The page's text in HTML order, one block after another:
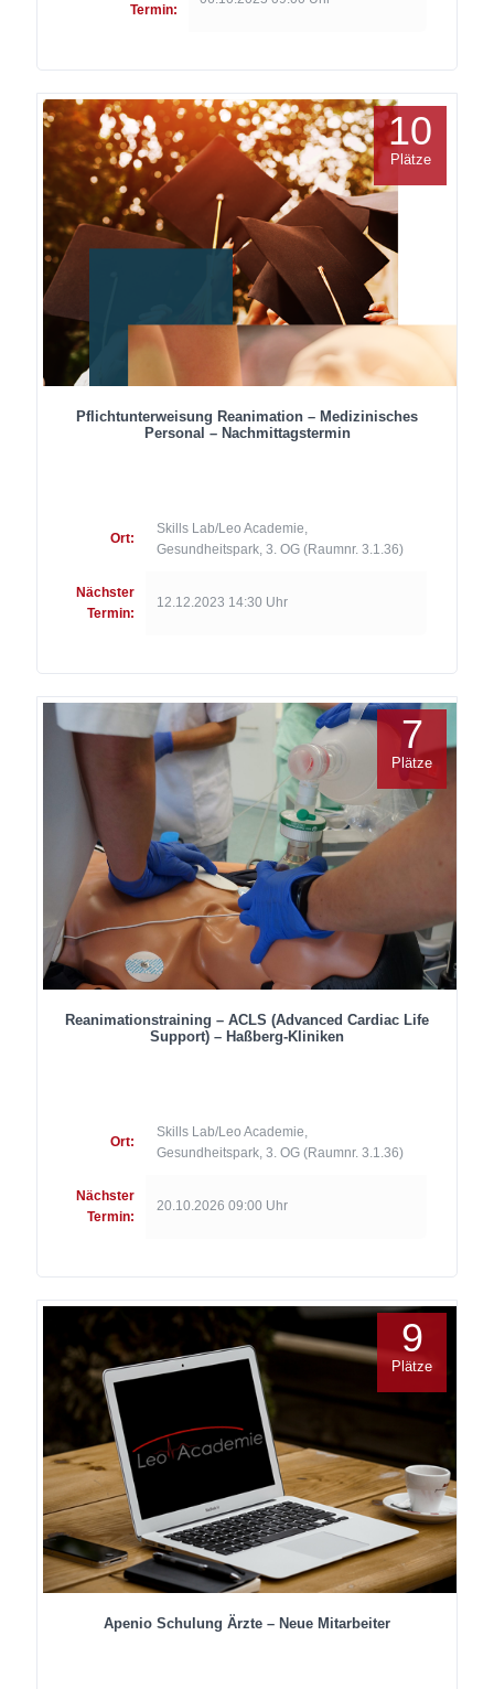
Termin:
Pflichtunterweisung Reanimation – Medizinisches
Personal – Nachmittagstermin
Ort:
Skills Lab/Leo Academie,
Gesundheitspark, 3. OG (Raumnr. 3.1.36)
Nächster
Termin:
12.12.2023 14:30 Uhr
10
Plätze
Reanimationstraining – ACLS (Advanced Cardiac Life
Support) – Haßberg-Kliniken
Ort:
Skills Lab/Leo Academie,
Gesundheitspark, 3. OG (Raumnr. 3.1.36)
Nächster
Termin:
20.10.2026 09:00 Uhr
7
Plätze
Apenio Schulung Ärzte – Neue Mitarbeiter
9
Plätze